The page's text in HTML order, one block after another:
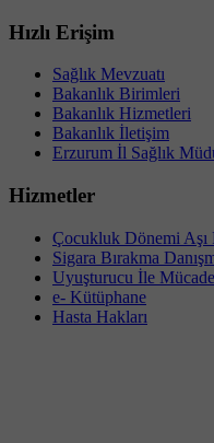
Hızlı Erişim
Sağlık Mevzuatı
Bakanlık Birimleri
Bakanlık Hizmetleri
Bakanlık İletişim
Erzurum İl Sağlık
Hizmetler
Çocukluk Dönemi Aşı
Sigara Bırakma
Uyuşturucu İle
e- Kütüphane
Hasta Hakları